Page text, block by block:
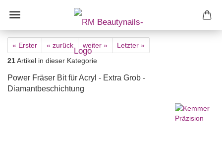
« Erster « zurück weiter »
Letzter »
21Artikel in dieser Kategorie
Power Fräser Bit für Acryl - Extra Grob -
Diamantbeschichtung